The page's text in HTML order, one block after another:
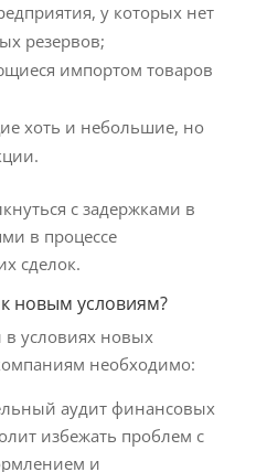
у которых нет
резервов;
импортом товаров
хоть и небольшие, но
с задержками в
в процессе
сделок.
новым условиям?
условиях новых
необходимо:
аудит финансовых
избежать проблем с
и